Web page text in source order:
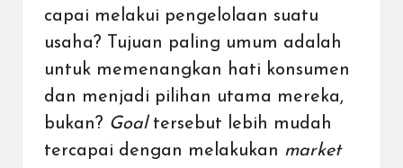
capai melakui pengelolaan suatu
usaha? Tujuan paling umum adalah
untuk memenangkan hati konsumen
dan menjadi pilihan utama mereka,
bukan? Goal tersebut lebih mudah
tercapai dengan melakukan market